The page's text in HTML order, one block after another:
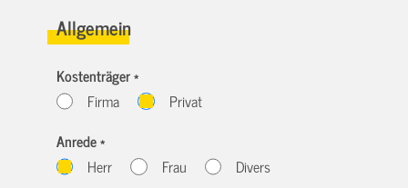
Allgemein
Kostenträger *
Firma
Privat
Anrede *
Herr
Frau Divers